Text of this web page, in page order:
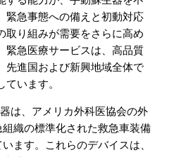
緊急事態への備えと初動対応
取り組みが需要をさらに高め
緊急医療サービスは、高品質
先進国および新興地域全体で
います。
は、アメリカ外科医協会の外
織の標準化された救急車装備
ます。これらのデバイスは、